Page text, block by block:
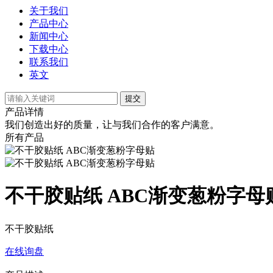
关于我们
产品中心
新闻中心
下载中心
联系我们
英文
提交
产品详情
我们创造出好的质量，让与我们合作的客户满意。
所有产品
不干胶贴纸 ABC渐变葱粉字母
不干胶贴纸
在线询盘